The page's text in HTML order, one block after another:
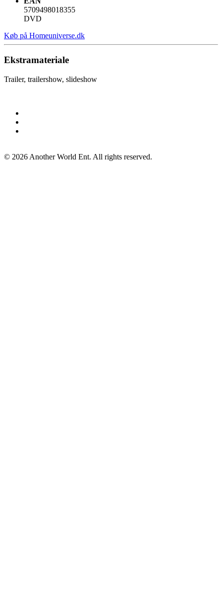
5709498018355
DVD
Køb på Homeuniverse.dk
Ekstramateriale
Trailer, trailershow, slideshow
© 2026 Another World Ent. All rights reserved.